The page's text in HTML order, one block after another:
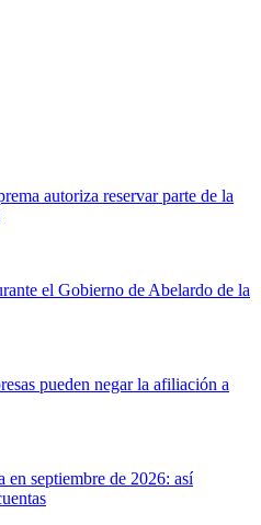
autoriza reservar parte de la
el Gobierno de Abelardo de la
pueden negar la afiliación a
en septiembre de 2026: así